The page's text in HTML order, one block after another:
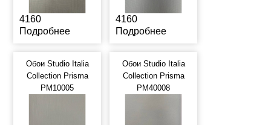
4160
Подробнее
4160
Подробнее
Обои Studio Italia
Collection Prisma
PM10005
Обои Studio Italia
Collection Prisma
PM40008